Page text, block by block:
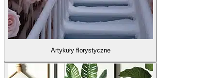
Artykuły florystyczne